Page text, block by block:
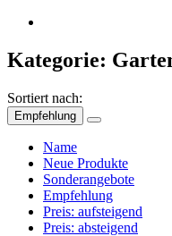
Kategorie:
Sortiert nach:
Empfehlung
Name
Neue Produkte
Sonderangebote
Empfehlung
Preis: aufsteigend
Preis: absteigend